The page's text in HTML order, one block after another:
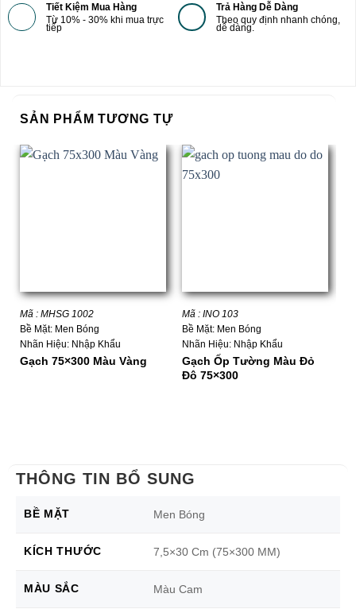
Tiết Kiệm Mua Hàng
Từ 10% - 30% khi mua trực
tiếp
Trả Hàng Dễ Dàng
Theo quy định nhanh chóng,
dễ dàng.
SẢN PHẨM TƯƠNG TỰ
Mã : MHSG 1002
Bề Mặt: Men Bóng
Nhãn Hiệu: Nhập Khẩu
Gạch 75×300 Màu Vàng
Mã : INO 103
Bề Mặt: Men Bóng
Nhãn Hiệu: Nhập Khẩu
Gạch Ốp Tường Màu Đỏ
Đô 75×300
THÔNG TIN BỔ SUNG
BỀ MẶT Men Bóng
KÍCH THƯỚC 7,5×30 Cm (75×300 MM)
MÀU SẮC Màu Cam